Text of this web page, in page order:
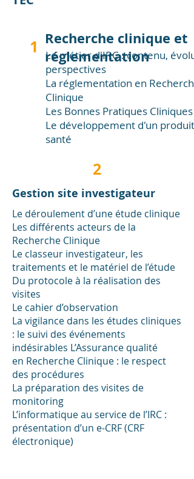
1 Recherche clinique et
réglementation
Le métier d'IRC : contenu,
perspectives
La réglementation en Recherche
Clinique
Les Bonnes Pratiques Cliniques
Le développement d'un produit
santé
2
Gestion site investigateur
Le déroulement d’une étude clinique
Les différents acteurs de la
Recherche Clinique
Le classeur investigateur, les
traitements et le matériel de l’étude
Du protocole à la réalisation des
visites
Le cahier d’observation
La vigilance dans les études cliniques
: le suivi des événements
indésirables L’Assurance qualité
en Recherche Clinique : le respect
des procédures
La préparation des visites de
monitoring
L’informatique au service de l’IRC :
présentation d’un e-CRF (CRF
électronique)